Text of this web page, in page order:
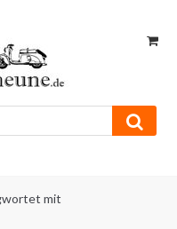
mit